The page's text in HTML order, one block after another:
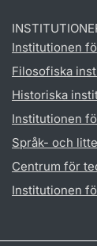
Institutionen
Filosofiska
Historiska
Institutionen
Språk- och
Centrum för
Institutionen